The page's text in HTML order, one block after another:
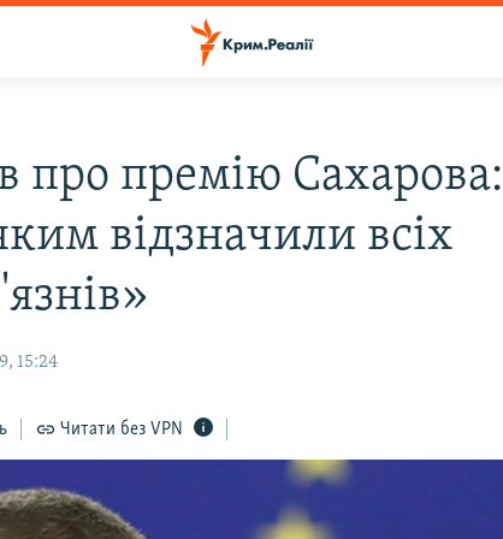
про премію
відзначили всіх
15:24
Читати без VPN